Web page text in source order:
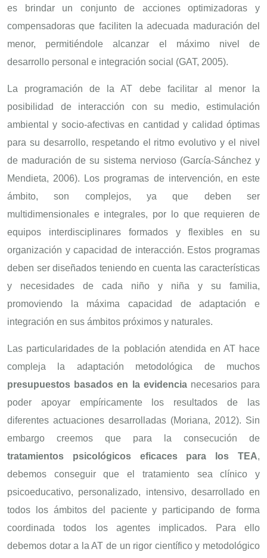
es brindar un conjunto de acciones optimizadoras y
compensadoras que faciliten la adecuada maduración del
menor, permitiéndole alcanzar el máximo nivel de
desarrollo personal e integración social (GAT, 2005).
La programación de la AT debe facilitar al menor la
posibilidad de interacción con su medio, estimulación
ambiental y socio-afectivas en cantidad y calidad óptimas
para su desarrollo, respetando el ritmo evolutivo y el nivel
de maduración de su sistema nervioso (García-Sánchez y
Mendieta, 2006). Los programas de intervención, en este
ámbito, son complejos, ya que deben ser
multidimensionales e integrales, por lo que requieren de
equipos interdisciplinares formados y flexibles en su
organización y capacidad de interacción. Estos programas
deben ser diseñados teniendo en cuenta las características
y necesidades de cada niño y niña y su familia,
promoviendo la máxima capacidad de adaptación e
integración en sus ámbitos próximos y naturales.
Las particularidades de la población atendida en AT hace
compleja la adaptación metodológica de muchos
presupuestos basados en la evidencianecesarios para
poder apoyar empíricamente los resultados de las
diferentes actuaciones desarrolladas (Moriana, 2012). Sin
embargo creemos que para la consecución de
tratamientos psicológicos eficaces para los TEA,
debemos conseguir que el tratamiento sea clínico y
psicoeducativo, personalizado, intensivo, desarrollado en
todos los ámbitos del paciente y participando de forma
coordinada todos los agentes implicados. Para ello
debemos dotar a la AT de un rigor científico y metodológico